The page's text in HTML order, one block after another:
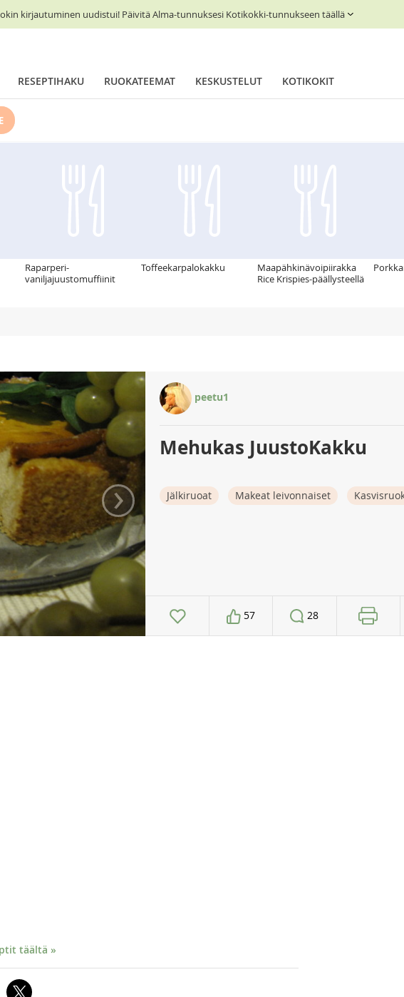
kirjautuminen uudistui! Päivitä Alma-tunnuksesi Kotikokki-tunnukseen täällä
RESEPTIHAKU RUOKATEEMAT KESKUSTELUT KOTIKOKIT
Raparperi-
vaniljajuustomuffiinit
Toffeekarpalokakku
Maapähkinävoipiirakka
Rice Krispies-päällysteellä
›
peetu1
Mehukas JuustoKakku
Jälkiruoat Makeat leivonnaiset
57 28
täältä »